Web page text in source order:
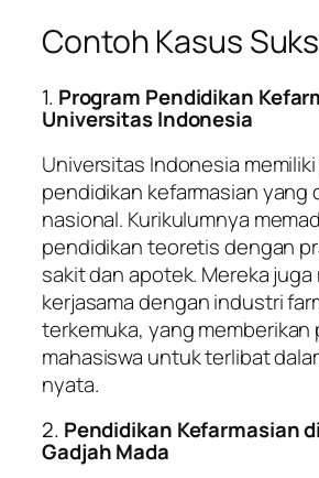
Contoh Kasus
1. Program Pendidikan
Universitas Indonesia
Universitas Indonesia
pendidikan kefarmasian yang
nasional. Kurikulumnya
pendidikan teoretis dengan
sakit dan apotek. Mereka juga
kerjasama dengan industri
terkemuka, yang memberikan
mahasiswa untuk terlibat
nyata.
2. Pendidikan Kefarmasian
Gadjah Mada